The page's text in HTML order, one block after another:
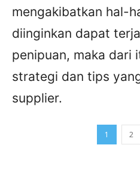
mengakibatkan hal-
diinginkan dapat
penipuan, maka dari
strategi dan tips
supplier.
1 2